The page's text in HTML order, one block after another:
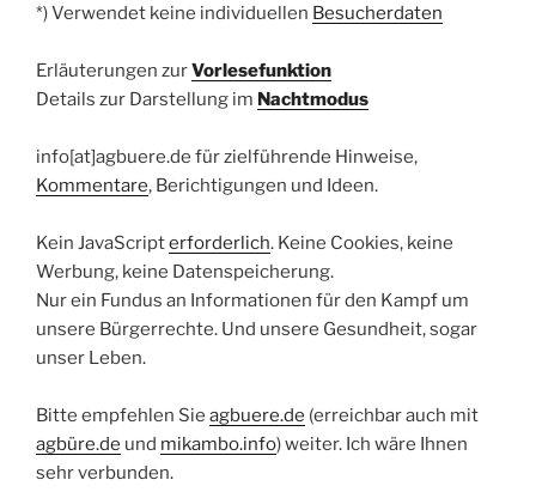
*) Verwendet keine individuellen Besucherdaten
Erläuterungen zurVorlesefunktion
Details zur Darstellung im Nachtmodus
info[at]agbuere.de für zielführende Hinweise,
Kommentare, Berichtigungen und Ideen.
Kein JavaScripterforderlich. Keine Cookies, keine
Werbung, keine Datenspeicherung.
Nur ein Fundus an Informationen für den Kampf um
unsere Bürgerrechte. Und unsere Gesundheit, sogar
unser Leben.
Bitte empfehlen Sie agbuere.de (erreichbar auch mit
agbüre.de und mikambo.info) weiter. Ich wäre Ihnen
sehr verbunden.